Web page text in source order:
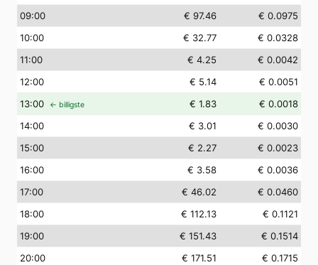
09:00 € 97.46
€ 0.0975
10:00 € 32.77
€ 0.0328
11:00 € 4.25
€ 0.0042
12:00 € 5.14
€ 0.0051
13:00 ← billigste € 1.83
€ 0.0018
14:00 € 3.01
€ 0.0030
15:00 € 2.27
€ 0.0023
16:00 € 3.58
€ 0.0036
17:00 € 46.02
€ 0.0460
18:00 € 112.13
€ 0.1121
19:00 € 151.43
€ 0.1514
20:00 € 171.51
€ 0.1715